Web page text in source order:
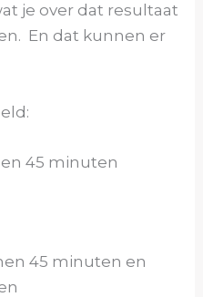
je over dat resultaat
En dat kunnen er
45 minuten
45 minuten en